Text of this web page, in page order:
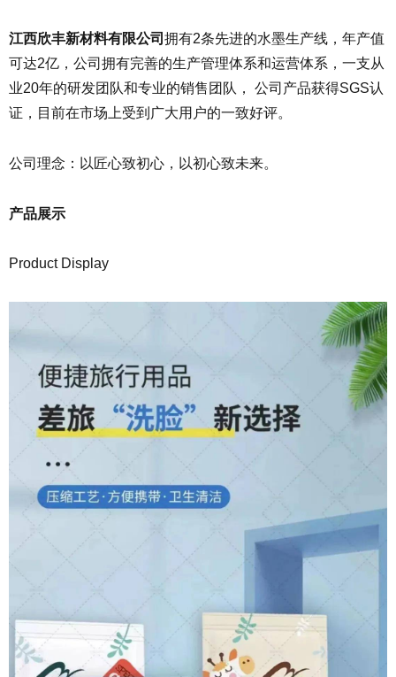
江西欣丰新材料有限公司 拥有2条先进的水墨生产线，年产值
可达2亿，公司拥有完善的生产管理体系和运营体系，一支从
业20年的研发团队和专业的销售团队， 公司产品获得SGS认
证，目前在市场上受到广大用户的一致好评。
公司理念：以匠心致初心，以初心致未来。
产品展示
Product Display